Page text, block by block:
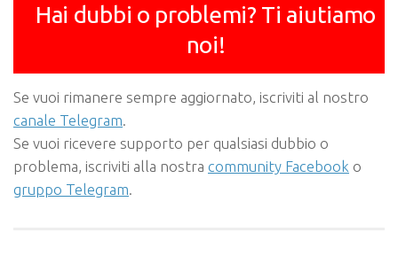
Hai dubbi o problemi? Ti aiutiamo
noi!
Se vuoi rimanere sempre aggiornato, iscriviti al nostro
canale Telegram
Se vuoi ricevere supporto per qualsiasi dubbio o
problema, iscriviti alla nostra community Facebook o
gruppo Telegram